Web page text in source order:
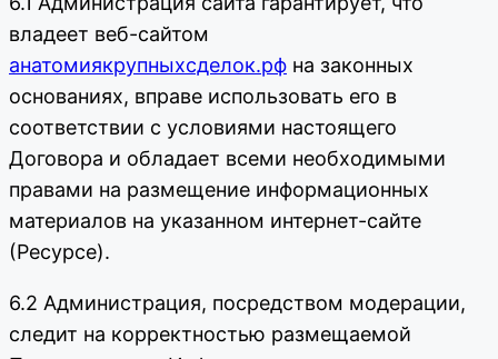
владеет веб-сайтом
анатомиякрупныхсделок.рф на законных
основаниях, вправе использовать его в
соответствии с условиями настоящего
Договора и обладает всеми необходимыми
правами на размещение информационных
материалов на указанном интернет-сайте
(Ресурсе).
6.2 Администрация, посредством модерации,
следит на корректностью размещаемой